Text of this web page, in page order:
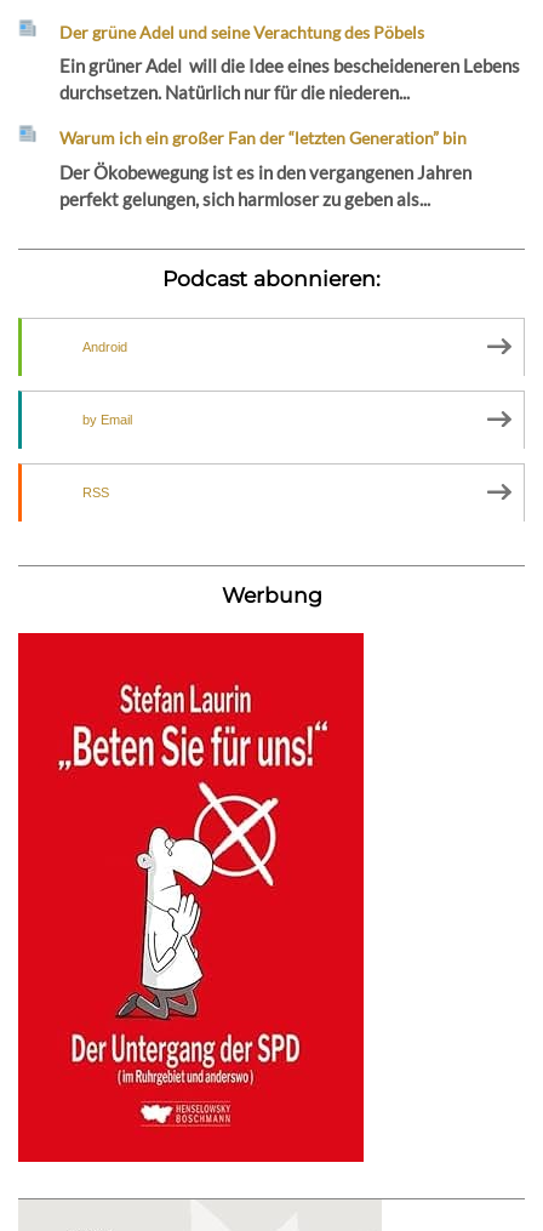
Der grüne Adel und seine Verachtung des Pöbels
Ein grüner Adel will die Idee eines bescheideneren Lebens
durchsetzen. Natürlich nur für die niederen...
Warum ich ein großer Fan der “letzten Generation” bin
Der Ökobewegung ist es in den vergangenen Jahren
perfekt gelungen, sich harmloser zu geben als...
Podcast abonnieren:
Android
by Email
RSS
Werbung